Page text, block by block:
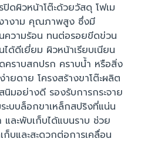
ปิดผิวหน้าโต๊ะด้วยวัสดุ โฟเม
างาม คุณภาพสูง ซึ่งมี
ความร้อน ทนต่อรอยขีดข่วน
ได้ดีเยี่ยม ผิวหน้าเรียบเนียน
ดคราบสกปรก คราบน้ำ หรือสิ่ง
ายดาย โครงสร้างขาโต๊ะผลิต
มอย่างดี รองรับการกระจาย
ะบบล็อกขาเหล็กสปริงที่แน่น
ละพับเก็บได้แบนราบ ช่วย
บและสะดวกต่อการเคลื่อน